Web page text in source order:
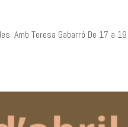
Amb Teresa Gabarró De 17 a